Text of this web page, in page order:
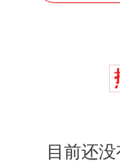
目前还